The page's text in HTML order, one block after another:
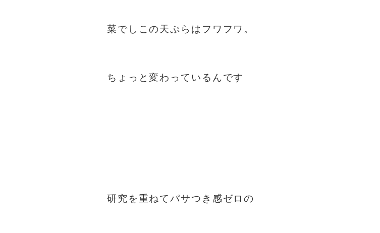
菜でしこの天ぷらはフワフワ。
ちょっと変わっているんです
研究を重ねてパサつき感ゼロの